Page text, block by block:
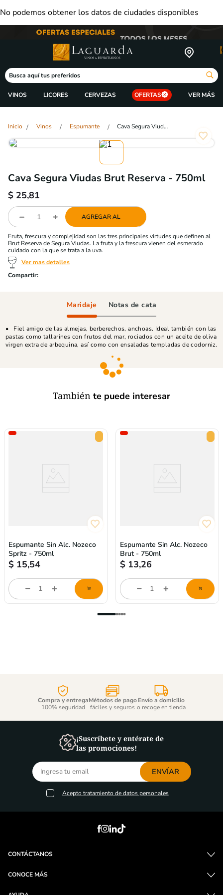
No podemos obtener los datos de ciudades disponibles
Busca aquí tus preferidos
VINOS LICORES CERVEZAS OFERTAS
Vinos Espumante Cava Segura Viudas Brut Reserva - 750ml
Cava Segura Viudas Brut Reserva - 750ml
$ 25,81
AGREGAR AL
Fruta, frescura y complejidad son las tres principales virtudes que definen al
Brut Reserva de Segura Viudas. La fruta y la frescura vienen del esmerado
cuidado con la que se trata a la uva.
Ver mas detalles
Maridaje Notas de cata
Fiel amigo de las almejas, berberechos, anchoas. Ideal también con las
pastas como tallarines con frutos del mar, rociados con un aceite de oliva
virgen extra de arbequina, así como con ensaladas templadas de codorniz.
También te puede interesar
Espumante Sin Alc. Nozeco
Spritz - 750ml
$ 15,54
store/product-
list.quantityStepper.label
Espumante Sin Alc. Nozeco
Brut - 750ml
$ 13,26
store/product-
Compra y entrega
100% seguridad
Métodos de pago
fáciles y seguros
Envío a domicilio
o recoge en tienda
¡Suscríbete y entérate de
las promociones!
ENVÍAR
Acepto tratamiento de datos personales
CONTÁCTANOS
CONOCE MÁS